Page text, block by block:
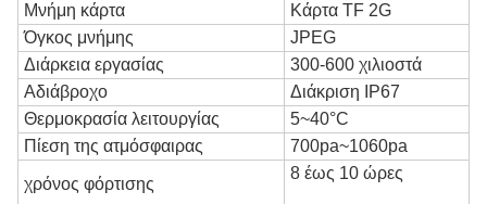
Μνήμη κάρτα
Κάρτα TF 2G
Όγκος μνήμης
JPEG
Διάρκεια εργασίας
300-600 χιλιοστά
Αδιάβροχο
Διάκριση IP67
Θερμοκρασία λειτουργίας
5~40°C
Πίεση της ατμόσφαιρας
700pa~1060pa
χρόνος φόρτισης
8 έως 10 ώρες